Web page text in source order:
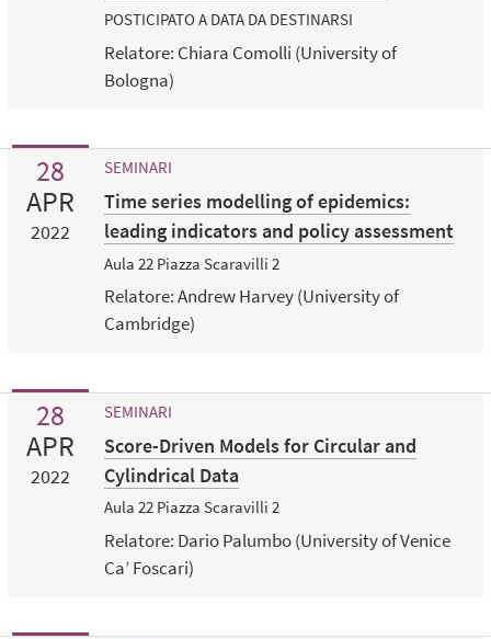
POSTICIPATO A DATA DA DESTINARSI
Relatore: Chiara Comolli (University of
Bologna)
28
APR
2022
SEMINARI
Time series modelling of epidemics:
leading indicators and policy assessment
Aula 22 Piazza Scaravilli 2
Relatore: Andrew Harvey (University of
Cambridge)
28
APR
2022
SEMINARI
Score-Driven Models for Circular and
Cylindrical Data
Aula 22 Piazza Scaravilli 2
Relatore: Dario Palumbo (University of Venice
Ca’ Foscari)